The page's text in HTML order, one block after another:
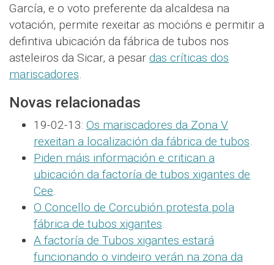
García, e o voto preferente da alcaldesa na
votación, permite rexeitar as mocións e permitir a
defintiva ubicación da fábrica de tubos nos
asteleiros da Sicar, a pesar das críticas dos
mariscadores.
Novas relacionadas
19-02-13: Os mariscadores da Zona V
rexeitan a localización da fábrica de tubos.
Piden máis información e critican a
ubicación da factoría de tubos xigantes de
Cee.
O Concello de Corcubión protesta pola
fábrica de tubos xigantes.
A factoría de Tubos xigantes estará
funcionando o vindeiro verán na zona da